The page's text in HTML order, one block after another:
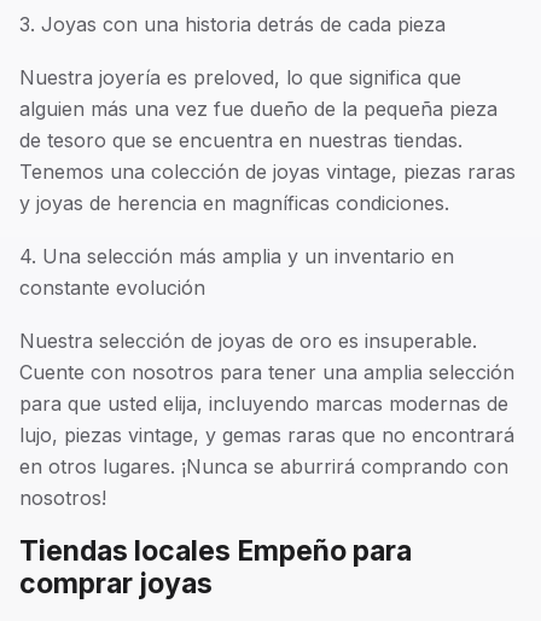
3. Joyas con una historia detrás de cada pieza
Nuestra joyería es preloved, lo que significa que
alguien más una vez fue dueño de la pequeña pieza
de tesoro que se encuentra en nuestras tiendas.
Tenemos una colección de joyas vintage, piezas raras
y joyas de herencia en magníficas condiciones.
4. Una selección más amplia y un inventario en
constante evolución
Nuestra selección de joyas de oro es insuperable.
Cuente con nosotros para tener una amplia selección
para que usted elija, incluyendo marcas modernas de
lujo, piezas vintage, y gemas raras que no encontrará
en otros lugares. ¡Nunca se aburrirá comprando con
nosotros!
Tiendas locales Empeño para
comprar joyas